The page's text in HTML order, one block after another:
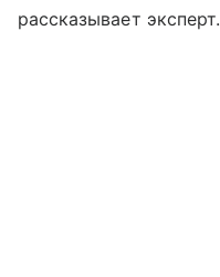
рассказывает эксперт.